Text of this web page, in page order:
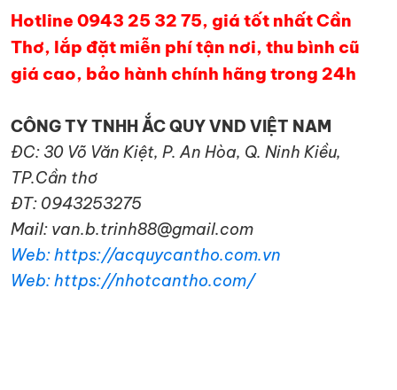
Hotline 0943 25 32 75, giá tốt nhất Cần
Thơ, lắp đặt miễn phí tận nơi, thu bình cũ
giá cao, bảo hành chính hãng trong 24h
CÔNG TY TNHH ẮC QUY VND VIỆT NAM
ĐC: 30 Võ Văn Kiệt, P. An Hòa, Q. Ninh Kiều,
TP.Cần thơ
ĐT: 0943253275
Mail: van.b.trinh88@gmail.com
Web: https://acquycantho.com.vn
Web: https://nhotcantho.com/